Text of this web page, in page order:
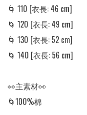
🌀 110 [衣長: 46 cm]
🌀 120 [衣長: 49 cm]
🌀 130 [衣長: 52 cm]
🌀 140 [衣長: 56 cm]
👀主素材👀
🌀100%棉